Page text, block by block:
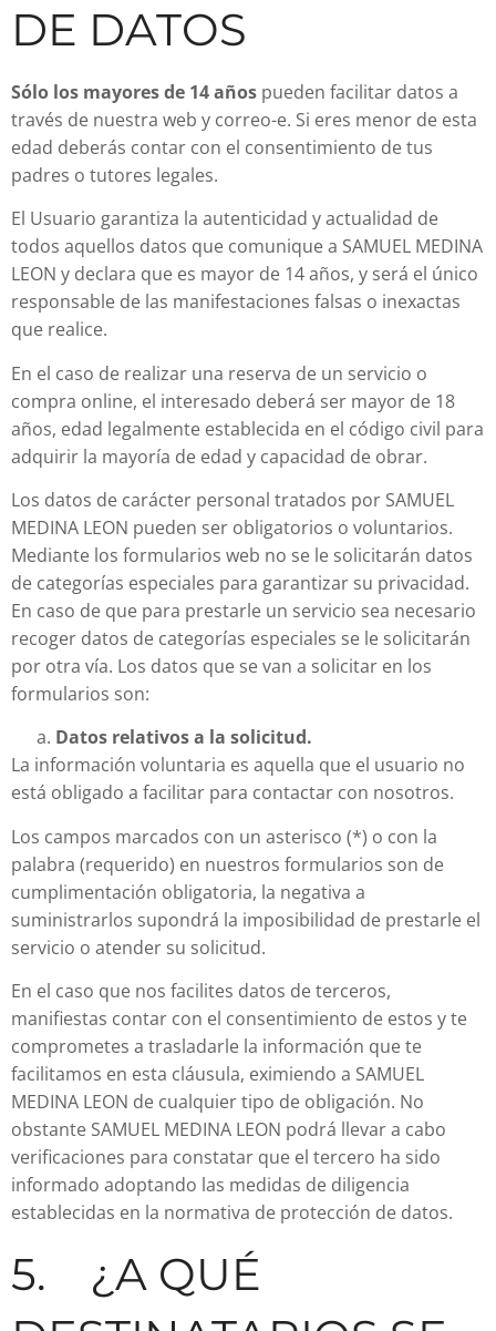
DE DATOS
Sólo los mayores de 14 años pueden facilitar datos a
través de nuestra web y correo-e. Si eres menor de esta
edad deberás contar con el consentimiento de tus
padres o tutores legales.
El Usuario garantiza la autenticidad y actualidad de
todos aquellos datos que comunique a SAMUEL MEDINA
LEON y declara que es mayor de 14 años, y será el único
responsable de las manifestaciones falsas o inexactas
que realice.
En el caso de realizar una reserva de un servicio o
compra online, el interesado deberá ser mayor de 18
años, edad legalmente establecida en el código civil para
adquirir la mayoría de edad y capacidad de obrar.
Los datos de carácter personal tratados por SAMUEL
MEDINA LEON pueden ser obligatorios o voluntarios.
Mediante los formularios web no se le solicitarán datos
de categorías especiales para garantizar su privacidad.
En caso de que para prestarle un servicio sea necesario
recoger datos de categorías especiales se le solicitarán
por otra vía. Los datos que se van a solicitar en los
formularios son:
Datos relativos a la solicitud.
La información voluntaria es aquella que el usuario no
está obligado a facilitar para contactar con nosotros.
Los campos marcados con un asterisco (*) o con la
palabra (requerido) en nuestros formularios son de
cumplimentación obligatoria, la negativa a
suministrarlos supondrá la imposibilidad de prestarle el
servicio o atender su solicitud.
En el caso que nos facilites datos de terceros,
manifiestas contar con el consentimiento de estos y te
comprometes a trasladarle la información que te
facilitamos en esta cláusula, eximiendo a SAMUEL
MEDINA LEON de cualquier tipo de obligación. No
obstante SAMUEL MEDINA LEON podrá llevar a cabo
verificaciones para constatar que el tercero ha sido
informado adoptando las medidas de diligencia
establecidas en la normativa de protección de datos.
5. ¿A QUÉ